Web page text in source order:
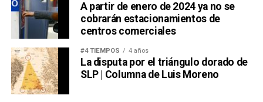
A partir de enero de 2024 ya no se
cobrarán estacionamientos de
centros comerciales
#4 TIEMPOS 4 años
La disputa por el triángulo dorado de
SLP | Columna de Luis Moreno